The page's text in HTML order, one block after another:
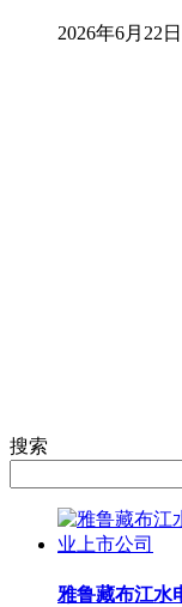
2026年6月22日
搜索
雅鲁藏布江水